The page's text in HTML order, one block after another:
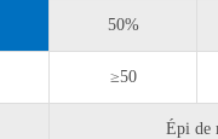
50%
≥50
Épi de